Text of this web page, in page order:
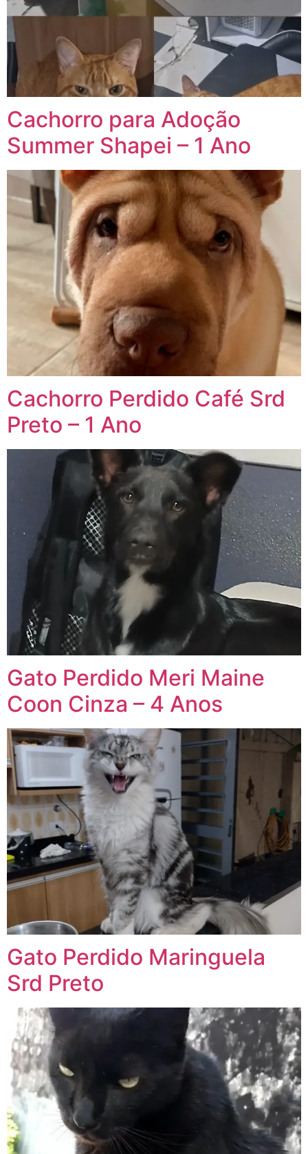
Cachorro para Adoção
Summer Shapei – 1 Ano
Cachorro Perdido Café Srd
Preto – 1 Ano
Gato Perdido Meri Maine
Coon Cinza – 4 Anos
Gato Perdido Maringuela
Srd Preto